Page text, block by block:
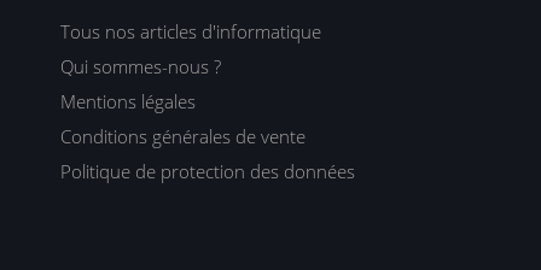
Tous nos articles d'informatique
Qui sommes-nous ?
Mentions légales
Conditions générales de vente
Politique de protection des données